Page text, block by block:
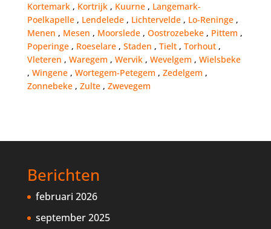
Kortemark , Kortrijk , Kuurne , Langemark-
Poelkapelle , Lendelede , Lichtervelde , Lo-Reninge ,
Menen , Mesen , Moorslede , Oostrozebeke , Pittem ,
Poperinge , Roeselare , Staden , Tielt , Torhout ,
Vleteren , Waregem , Wervik , Wevelgem , Wielsbeke
, Wingene , Wortegem-Petegem , Zedelgem ,
Zonnebeke , Zulte , Zwevegem
Berichten
februari 2026
september 2025